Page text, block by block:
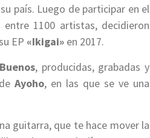
país. Luego de participar en el
1100 artistas, decidieron
EP «Ikigai» en 2017.
, producidas, grabadas y
Ayoho, en las que se ve una
guitarra, que te hace mover la